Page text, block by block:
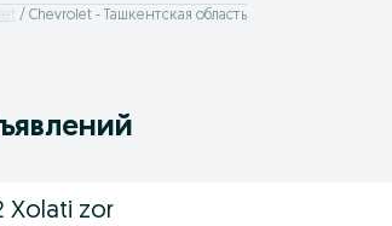
Chevrolet - Ташкентская область
Xolati zor